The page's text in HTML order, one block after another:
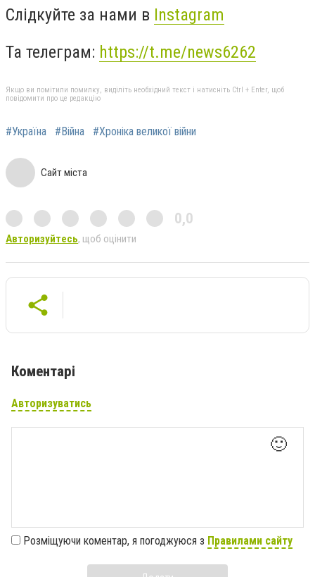
Слідкуйте за нами в Instagram
Та телеграм: https://t.me/news6262
Якщо ви помітили помилку, виділіть необхідний текст і натисніть Ctrl + Enter, щоб
повідомити про це редакцію
#Україна #Війна #Хроніка великої війни
Сайт міста
0,0
Авторизуйтесь, щоб оцінити
Коментарі
Авторизуватись
🙂
Розміщуючи коментар, я погоджуюся з Правилами сайту